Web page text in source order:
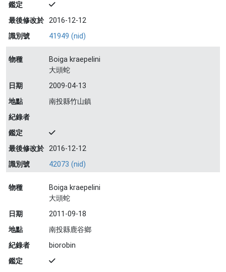
鑑定
最後修改於 2016-12-12
識別號
41949 (nid)
物種
Boiga kraepelini
大頭蛇
日期
2009-04-13
地點
南投縣竹山鎮
紀錄者
鑑定
最後修改於 2016-12-12
識別號
42073 (nid)
物種
Boiga kraepelini
大頭蛇
日期
2011-09-18
地點
南投縣鹿谷鄉
紀錄者
biorobin
鑑定